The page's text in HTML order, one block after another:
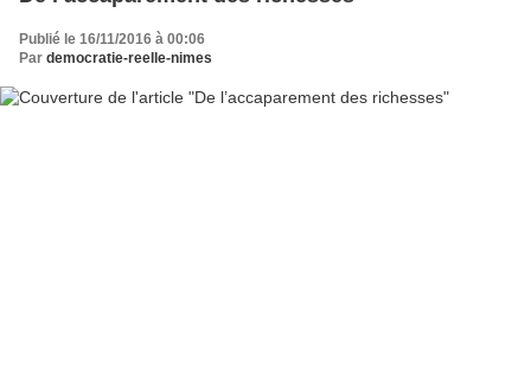
Publié le 16/11/2016 à 00:06
Par democratie-reelle-nimes